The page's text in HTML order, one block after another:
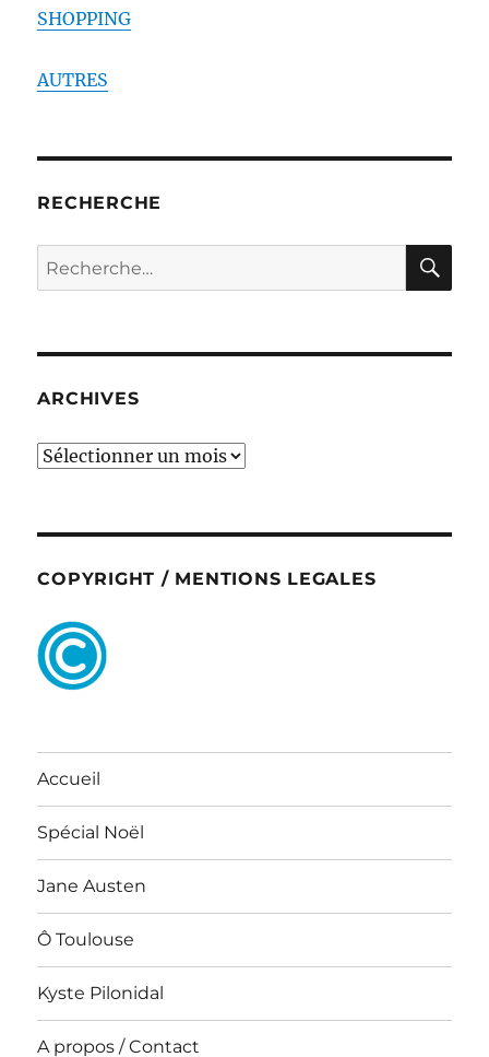
SHOPPING
AUTRES
RECHERCHE
Recherche
pour :
ARCHIVES
ARCHIVES
COPYRIGHT / MENTIONS LEGALES
Accueil
Spécial Noël
Jane Austen
Ô Toulouse
Kyste Pilonidal
A propos / Contact